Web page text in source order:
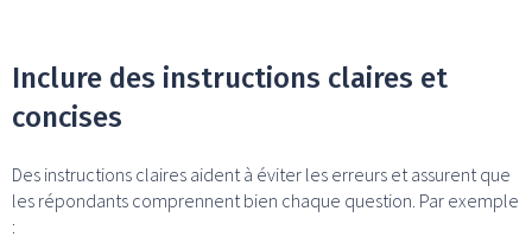
Inclure des instructions claires et
concises
Des instructions claires aident à éviter les erreurs et assurent que
les répondants comprennent bien chaque question. Par exemple
: